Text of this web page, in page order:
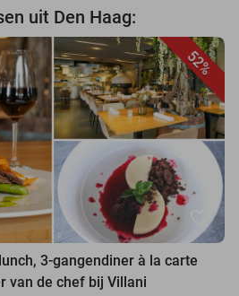
uit Den Haag:
52%
3-gangendiner à la carte
van de chef bij Villani